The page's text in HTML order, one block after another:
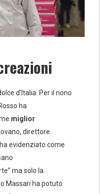
d’Italia. Per il nono
ha
miglior
direttore
evidenziato come
ma solo la
Massari ha potuto